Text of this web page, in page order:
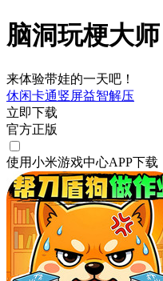
脑洞玩梗大师
来体验带娃的一天吧！
休闲卡通竖屏益智解压
立即下载
官方正版
使用小米游戏中心APP下载